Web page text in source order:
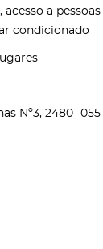
acesso a
condicionado
Nº3, 2480-